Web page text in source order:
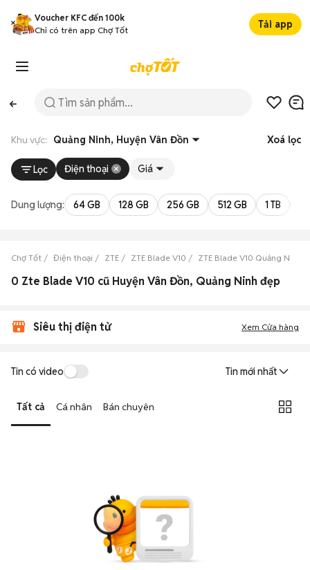
Voucher KFC đến 100k
Chỉ có trên app Chợ Tốt
Tải app
Khu vực: Quảng Ninh, Huyện Vân Đồn Xoá lọc
Lọc Điện thoại Giá
Dung lượng: 64 GB 128 GB 256 GB 512 GB 1 TB
Chợ Tốt Điện thoại ZTE ZTE Blade V10 ZTE Blade V10 Quảng Ninh
0 Zte Blade V10 cũ Huyện Vân Đồn, Quảng Ninh đẹp
Siêu thị điện tử Xem Cửa hàng
Tin có video Tin mới nhất
Tất cả Cá nhân Bán chuyên